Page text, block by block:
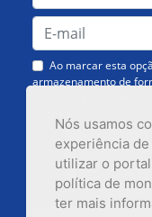
Nós usamos
experiência
utilizar o
política de
ter mais
Ao marcar esta
armazenamento de